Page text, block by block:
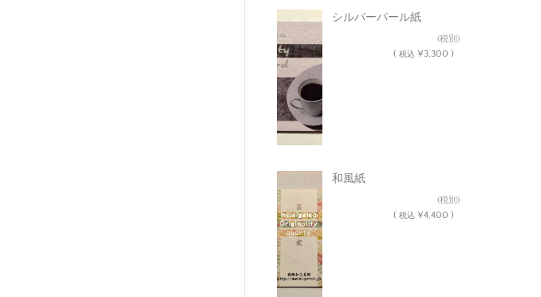
シルバーパール紙
(税別)
( 税込 ¥3,300 )
和風紙
(税別)
( 税込 ¥4,400 )